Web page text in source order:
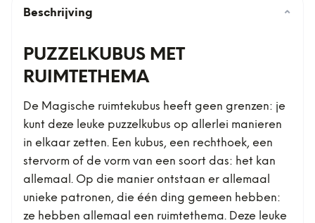
Beschrijving ⌄
PUZZELKUBUS MET
RUIMTETHEMA
De Magische ruimtekubus heeft geen grenzen: je
kunt deze leuke puzzelkubus op allerlei manieren
in elkaar zetten. Een kubus, een rechthoek, een
stervorm of de vorm van een soort das: het kan
allemaal. Op die manier ontstaan er allemaal
unieke patronen, die één ding gemeen hebben:
ze hebben allemaal een ruimtethema. Deze leuke